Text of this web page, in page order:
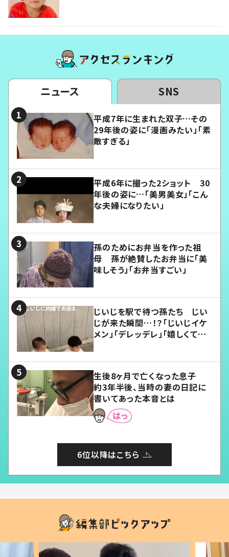
ニュース SNS
平成7年に生まれた双子…その
29年後の姿に「漫画みたい」「素
敵すぎる」
平成6年に撮った2ショット 30
年後の姿に…「美男美女」「こん
な夫婦になりたい」
孫のためにお弁当を作った祖
母 孫が絶賛したお弁当に「美
味しそう」「お弁当すごい」
じいじを駅で待つ孫たち じい
じが来た瞬間…！？「じいじイケ
メン」「デレッデレ」「嬉しくて可
生後8ヶ月で亡くなった息子
約3年半後、当時の妻の日記に
書いてあった本音とは
6位以降はこちら